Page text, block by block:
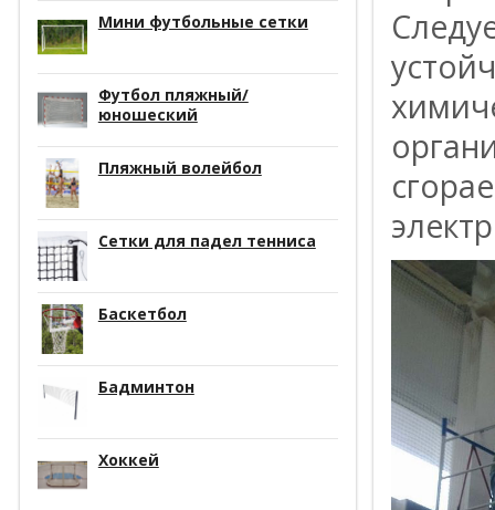
Мини футбольные сетки
Футбол пляжный/
юношеский
Пляжный волейбол
Сетки для падел тенниса
Баскетбол
Бадминтон
Хоккей